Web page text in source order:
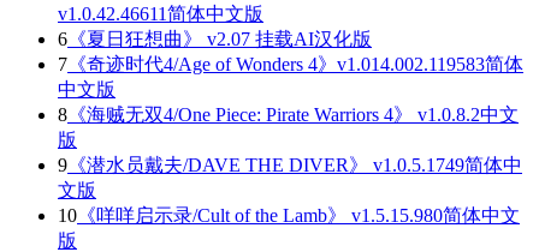
v1.0.42.46611简体中文版
6 《夏日狂想曲》 v2.07 挂载AI汉化版
7 《奇迹时代4/Age of Wonders 4》v1.014.002.119583简体
中文版
8 《海贼无双4/One Piece: Pirate Warriors 4》 v1.0.8.2中文
版
9 《潜水员戴夫/DAVE THE DIVER》 v1.0.5.1749简体中
文版
10 《咩咩启示录/Cult of the Lamb》 v1.5.15.980简体中文
版